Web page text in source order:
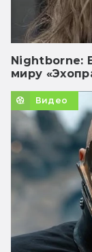
Nightborne:
миру
Видео